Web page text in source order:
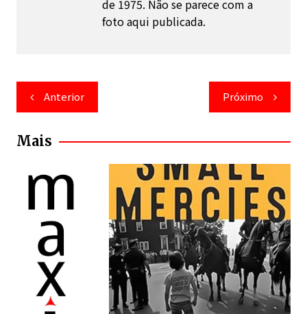
de 1975. Não se parece com a
foto aqui publicada.
Navegação
de
Post
Anterior Próximo
Mais